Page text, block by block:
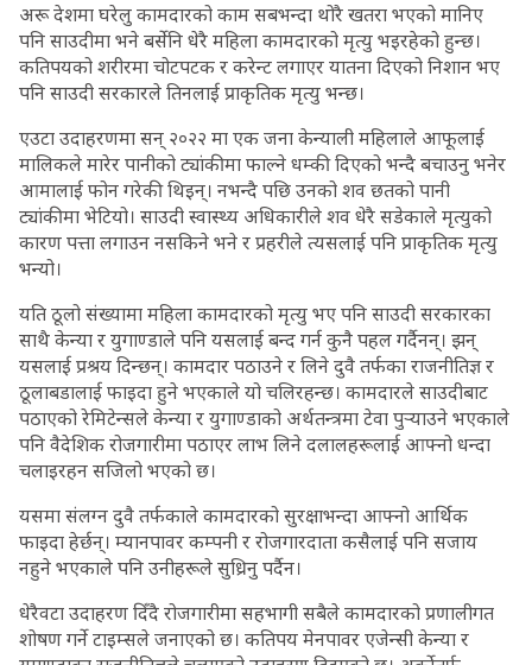
अरू देशमा घरेलु कामदारको काम सबभन्दा थोरै खतरा भएको मानिए
पनि साउदीमा भने बर्सेनि धेरै महिला कामदारको मृत्यु भइरहेको हुन्छ।
कतिपयको शरीरमा चोटपटक र करेन्ट लगाएर यातना दिएको निशान भए
पनि साउदी सरकारले तिनलाई प्राकृतिक मृत्यु भन्छ।
एउटा उदाहरणमा सन् २०२२ मा एक जना केन्याली महिलाले आफूलाई
मालिकले मारेर पानीको ट्यांकीमा फाल्ने धम्की दिएको भन्दै बचाउनु भनेर
आमालाई फोन गरेकी थिइन्। नभन्दै पछि उनको शव छतको पानी
ट्यांकीमा भेटियो। साउदी स्वास्थ्य अधिकारीले शव धेरै सडेकाले मृत्युको
कारण पत्ता लगाउन नसकिने भने र प्रहरीले त्यसलाई पनि प्राकृतिक मृत्यु
भन्यो।
यति ठूलो संख्यामा महिला कामदारको मृत्यु भए पनि साउदी सरकारका
साथै केन्या र युगाण्डाले पनि यसलाई बन्द गर्न कुनै पहल गर्दैनन्। झन्
यसलाई प्रश्रय दिन्छन्। कामदार पठाउने र लिने दुवै तर्फका राजनीतिज्ञ र
ठूलाबडालाई फाइदा हुने भएकाले यो चलिरहन्छ। कामदारले साउदीबाट
पठाएको रेमिटेन्सले केन्या र युगाण्डाको अर्थतन्त्रमा टेवा पुर्‍याउने भएकाले
पनि वैदेशिक रोजगारीमा पठाएर लाभ लिने दलालहरूलाई आफ्नो धन्दा
चलाइरहन सजिलो भएको छ।
यसमा संलग्न दुवै तर्फकाले कामदारको सुरक्षाभन्दा आफ्नो आर्थिक
फाइदा हेर्छन्। म्यानपावर कम्पनी र रोजगारदाता कसैलाई पनि सजाय
नहुने भएकाले पनि उनीहरूले सुध्रिनु पर्दैन।
धेरैवटा उदाहरण दिँदै रोजगारीमा सहभागी सबैले कामदारको प्रणालीगत
शोषण गर्ने टाइम्सले जनाएको छ। कतिपय मेनपावर एजेन्सी केन्या र